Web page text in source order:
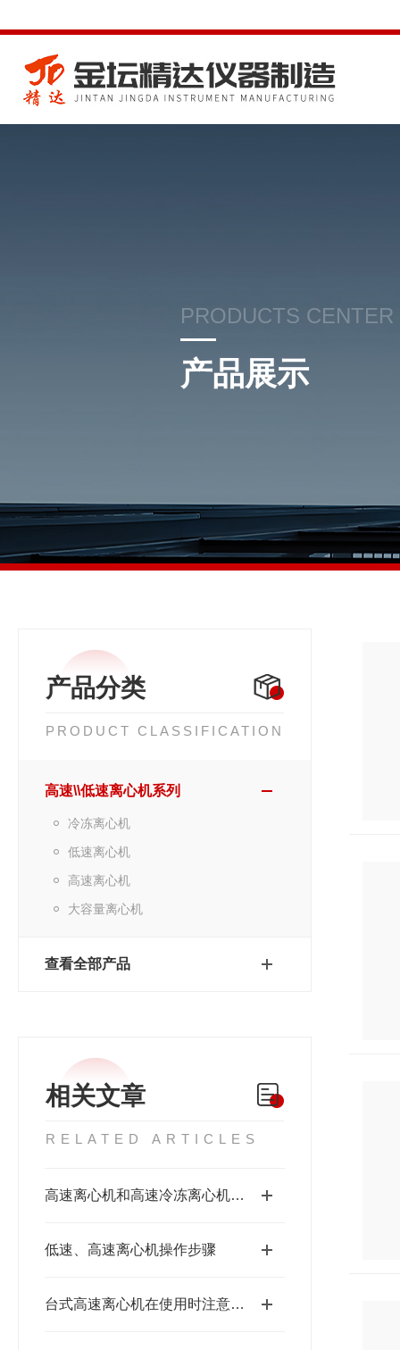
PRODUCTS CENTER
产品展示
产品分类
PRODUCT CLASSIFICATION
高速\\低速离心机系列
冷冻离心机
低速离心机
高速离心机
大容量离心机
查看全部产品
相关文章
RELATED ARTICLES
高速离心机和高速冷冻离心机的区别
低速、高速离心机操作步骤
台式高速离心机在使用时注意哪些及维护